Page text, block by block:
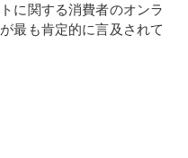
に関する消費者のオンラ
最も肯定的に言及されて